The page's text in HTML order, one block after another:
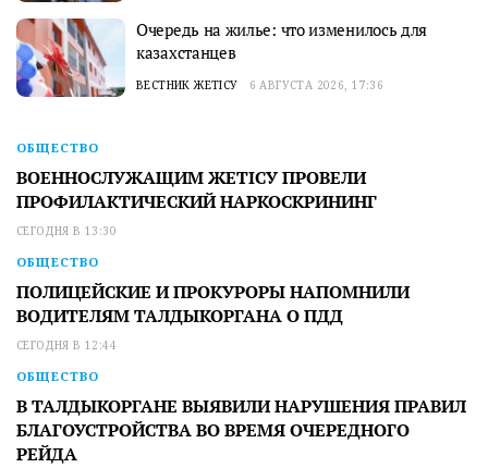
Очередь на жилье: что изменилось для
казахстанцев
ВЕСТНИК ЖЕТІСУ 6 АВГУСТА 2026, 17:36
ОБЩЕСТВО
ВОЕННОСЛУЖАЩИМ ЖЕТІСУ ПРОВЕЛИ
ПРОФИЛАКТИЧЕСКИЙ НАРКОСКРИНИНГ
СЕГОДНЯ В 13:30
ОБЩЕСТВО
ПОЛИЦЕЙСКИЕ И ПРОКУРОРЫ НАПОМНИЛИ
ВОДИТЕЛЯМ ТАЛДЫКОРГАНА О ПДД
СЕГОДНЯ В 12:44
ОБЩЕСТВО
В ТАЛДЫКОРГАНЕ ВЫЯВИЛИ НАРУШЕНИЯ ПРАВИЛ
БЛАГОУСТРОЙСТВА ВО ВРЕМЯ ОЧЕРЕДНОГО
РЕЙДА